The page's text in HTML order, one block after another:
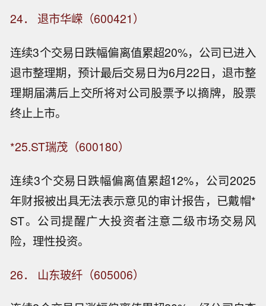
24． 退市华嵘（600421）
连续3个交易日跌幅偏离值累超20%，公司已进入
退市整理期，预计最后交易日为6月22日，退市整
理期届满后上交所将对公司股票予以摘牌，股票
终止上市。
*25.ST瑞茂（600180）
连续3个交易日跌幅偏离值累超12%，公司2025
年财报被出具无法表示意见的审计报告，已戴帽*
ST。公司提醒广大投资者注意二级市场交易风
险，理性投资。
26． 山东玻纤（605006）